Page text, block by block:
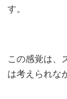
す。
この感覚は、
は考えられな